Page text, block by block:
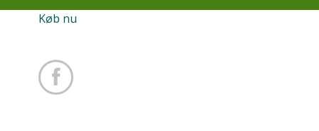
Køb nu
